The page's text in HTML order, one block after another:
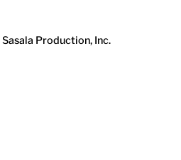
Sasala Production, Inc.